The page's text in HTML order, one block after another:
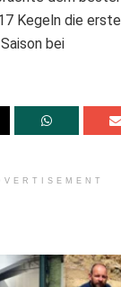
Kegeln die erste
bei